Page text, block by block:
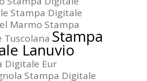
Stampa Digitale
Marmo Stampa
Tuscolana Stampa
Lanuvio
Digitale Eur
Stampa Digitale